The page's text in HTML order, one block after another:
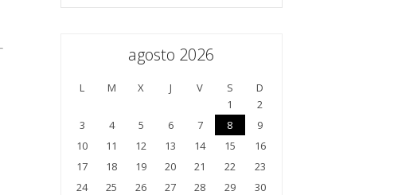
agosto 2026
L M X J V S
D
1
2
3
4 5 6 7 8
9
10
11 12 13 14 15
16
17
18 19 20 21 22
23
24
25 26 27 28 29
30